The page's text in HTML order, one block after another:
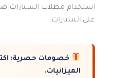
على السيارات.
خصومات حصرية:
الميزانيات.